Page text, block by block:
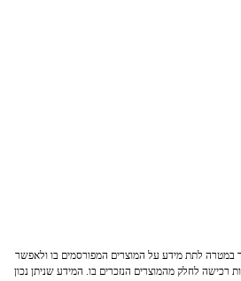
במטרה לתת מידע על המוצרים המפורסמים בו ולאפשר
רכישה לחלק מהמוצרים הנזכרים בו. המידע שניתן נכון